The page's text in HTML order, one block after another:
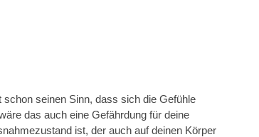
seinen Sinn, dass sich die Gefühle
das auch eine Gefährdung für deine
ist, der auch auf deinen Körper